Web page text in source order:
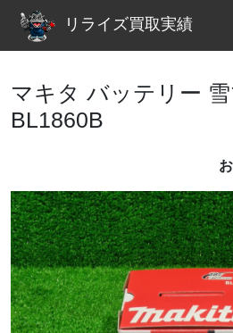
リライズ買取実績
マキタ バッテリー 雪
BL1860B